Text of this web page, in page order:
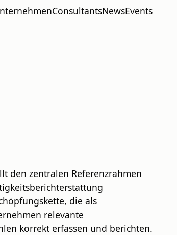
ConsultantsNewsEvents
den zentralen Referenzrahmen
die als
relevante
korrekt erfassen und berichten.